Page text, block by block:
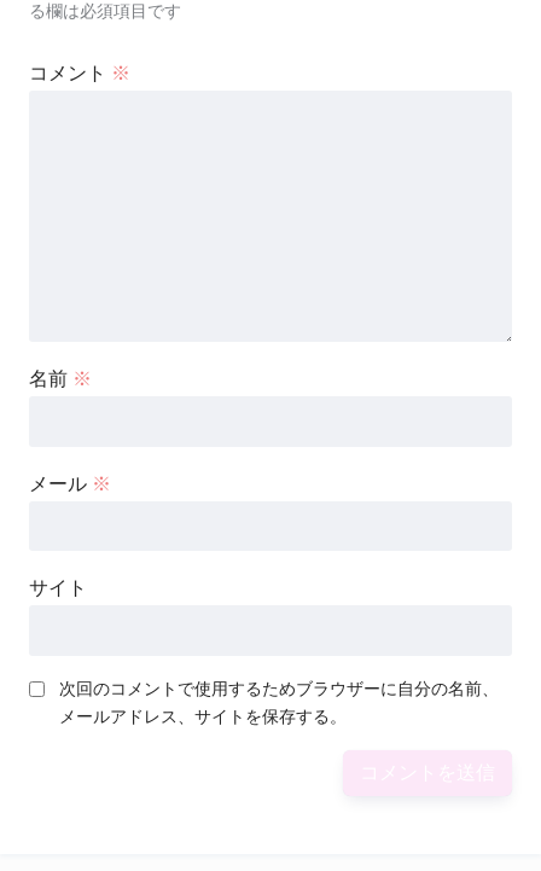
る欄は必須項目です
コメント ※
名前 ※
メール ※
サイト
次回のコメントで使用するためブラウザーに自分の名前、
メールアドレス、サイトを保存する。